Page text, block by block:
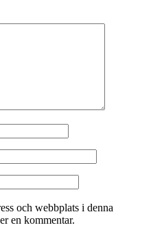
och webbplats i denna
en kommentar.